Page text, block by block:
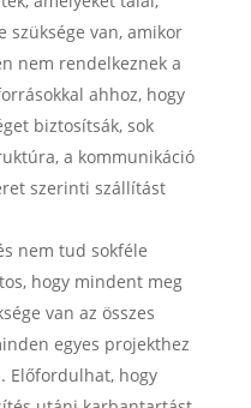
szüksége van, amikor
nem rendelkeznek a
ahhoz, hogy
biztosítsák, sok
a kommunikáció
szerinti szállítást
nem tud sokféle
hogy mindent meg
van az összes
egyes projekthez
Előfordulhat, hogy